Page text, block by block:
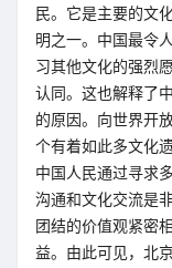
民。它是主要的文
明之一。中国最令
习其他文化的强烈
认同。这也解释了
的原因。向世界开
个有着如此多文化
中国人民通过寻求
沟通和文化交流是
团结的价值观紧密
益。由此可见，北